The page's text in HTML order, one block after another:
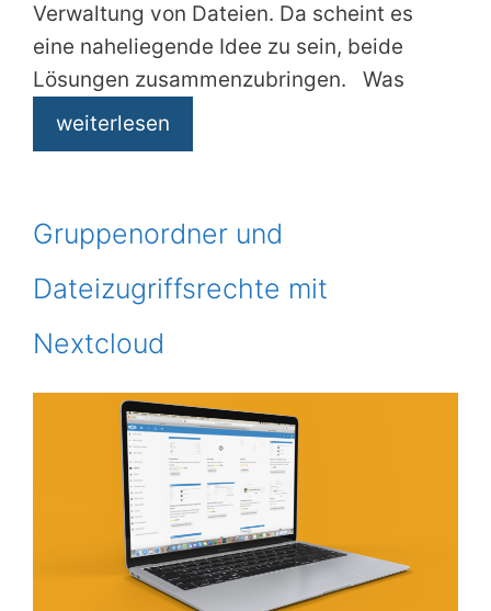
Verwaltung von Dateien. Da scheint es
eine naheliegende Idee zu sein, beide
Lösungen zusammenzubringen. Was
weiterlesen
Gruppenordner und
Dateizugriffsrechte mit
Nextcloud